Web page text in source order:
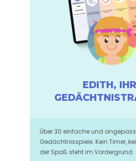
EDITH, IHR
Über 30 einfache und
Gedächtnisspiele. Kein Timer,
der Spaß steht im Vordergrund.